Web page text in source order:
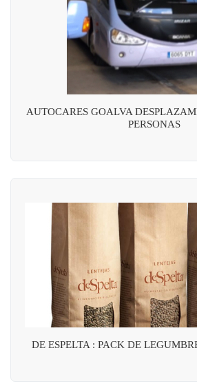
AUTOCARES GOALVA
PERSONAS
DE ESPELTA : PACK DE